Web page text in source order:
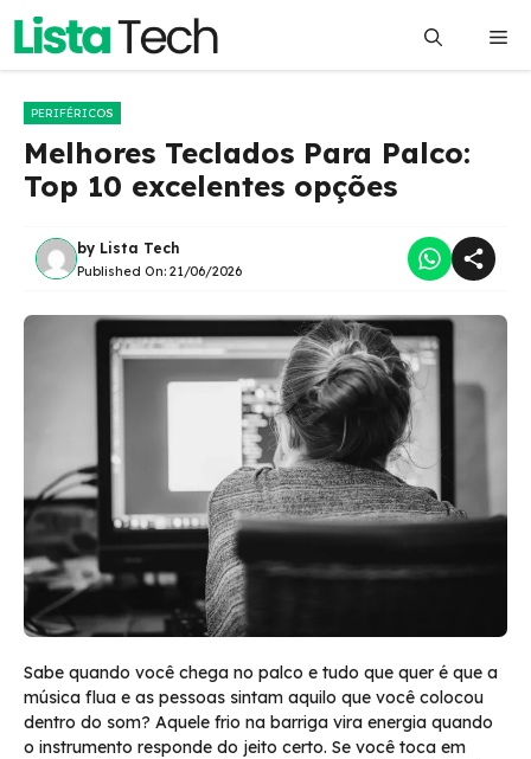
Pular
o
PERIFÉRICOS
Melhores Teclados Para Palco:
Top 10 excelentes opções
by Lista Tech
Published On: 21/06/2026
Sabe quando você chega no palco e tudo que quer é que a
música flua e as pessoas sintam aquilo que você colocou
dentro do som? Aquele frio na barriga vira energia quando
o instrumento responde do jeito certo. Se você toca em